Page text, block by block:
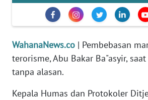
WahanaNews.co | Pembebasan
terorisme, Abu Bakar Ba"asyir,
tanpa alasan.
Kepala Humas dan Protokoler
OLAHRAGA
OPINI
EDITORIAL